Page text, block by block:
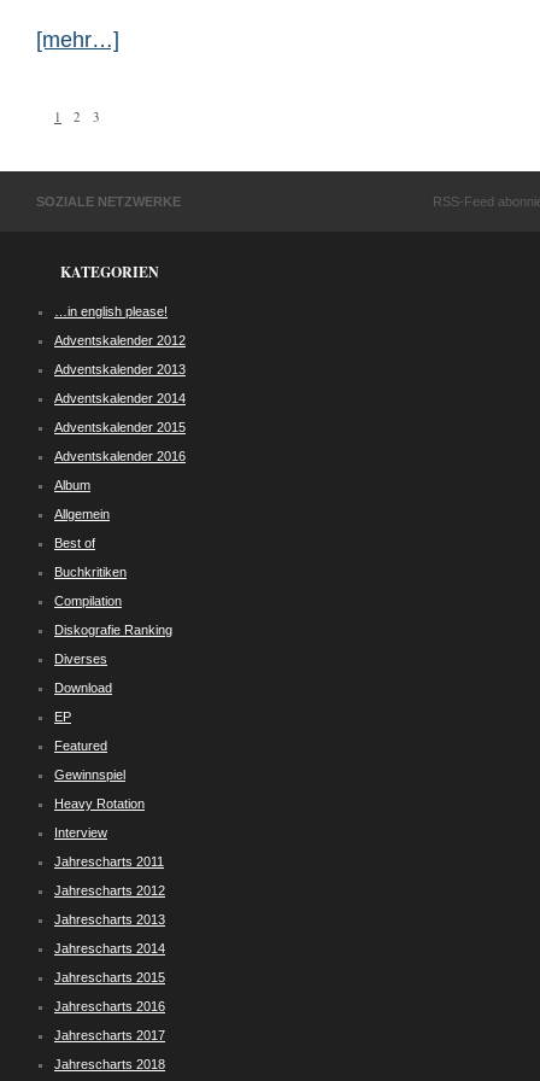
[mehr…]
1 2 3
SOZIALE NETZWERKE RSS-Feed
KATEGORIEN
…in english please!
Adventskalender 2012
Adventskalender 2013
Adventskalender 2014
Adventskalender 2015
Adventskalender 2016
Album
Allgemein
Best of
Buchkritiken
Compilation
Diskografie Ranking
Diverses
Download
EP
Featured
Gewinnspiel
Heavy Rotation
Interview
Jahrescharts 2011
Jahrescharts 2012
Jahrescharts 2013
Jahrescharts 2014
Jahrescharts 2015
Jahrescharts 2016
Jahrescharts 2017
Jahrescharts 2018